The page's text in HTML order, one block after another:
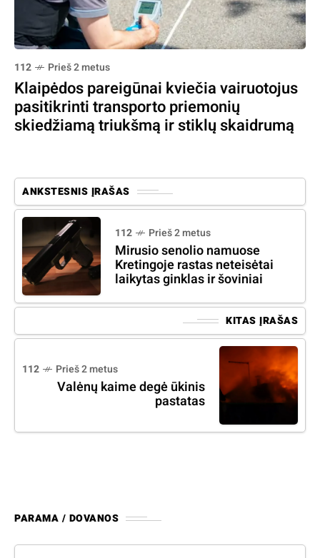
112 Prieš 2 metus
Klaipėdos pareigūnai kviečia vairuotojus
pasitikrinti transporto priemonių
skiedžiamą triukšmą ir stiklų skaidrumą
ANKSTESNIS ĮRAŠAS
112 Prieš 2 metus
Mirusio senolio namuose
Kretingoje rastas neteisėtai
laikytas ginklas ir šoviniai
KITAS ĮRAŠAS
112 Prieš 2 metus
Valėnų kaime degė ūkinis
pastatas
PARAMA / DOVANOS